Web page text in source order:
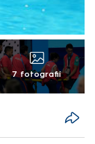
7 fotografií